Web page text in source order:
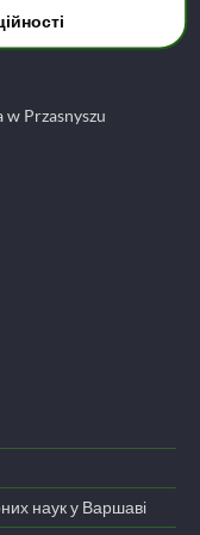
w Przasnyszu
наук у Варшаві